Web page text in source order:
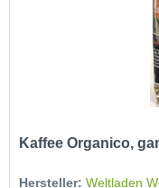
Kaffee Organico,
Hersteller: Weltladen